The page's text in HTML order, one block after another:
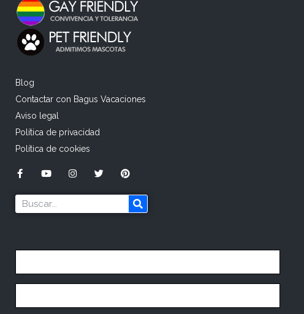
Blog
Contactar con Bagus Vacaciones
Aviso legal
Política de privacidad
Política de cookies